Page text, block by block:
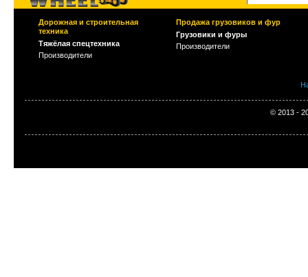
Дорожная и строительная
техника
Тяжёлая спецтехника
Производители
Продажа грузовиков и фур
Грузовики и фуры
Производители
© 2013 -